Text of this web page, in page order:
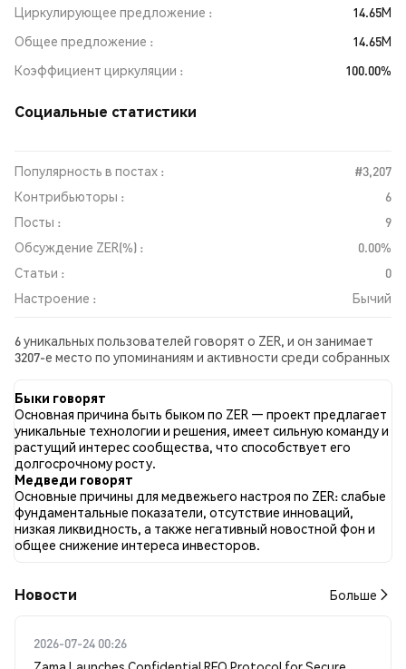
Циркулирующее предложение
14.65M
Общее предложение
14.65M
Коэффициент циркуляции
100.00%
Социальные статистики
Популярность в постах :
#3,207
Контрибьюторы :
6
Посты :
9
Обсуждение ZER(%) :
0.00%
Статьи :
0
Настроение :
Бычий
6 уникальных пользователей говорят о ZER, и он занимает
3207-е место по упоминаниям и активности среди собранных
во всех социальных сетях было Бычий. Всего было
опубликовано 0 новостных статей о ZER. В Twitter 25.00%
твитов имели бычий настрой по сравнению с 12.50% твитов с
медвежьим настроем по ZER. 62.50% твитов были
нейтральными по отношению к ZER. Эти данные основаны на
8 твитах.
Быки говорят
Основная причина быть быком по ZER — проект предлагает
уникальные технологии и решения, имеет сильную команду и
растущий интерес сообщества, что способствует его
долгосрочному росту.
Медведи говорят
Основные причины для медвежьего настроя по ZER: слабые
фундаментальные показатели, отсутствие инноваций,
низкая ликвидность, а также негативный новостной фон и
общее снижение интереса инвесторов.
Новости Больше
2026-07-24 00:26